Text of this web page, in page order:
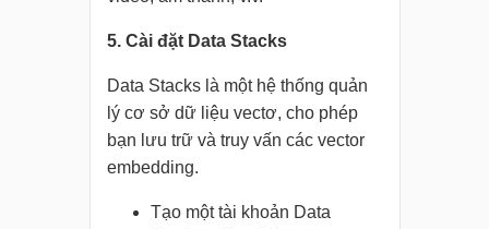
5. Cài đặt Data Stacks
Data Stacks là một hệ thống quản
lý cơ sở dữ liệu vectơ, cho phép
bạn lưu trữ và truy vấn các vector
embedding.
Tạo một tài khoản Data